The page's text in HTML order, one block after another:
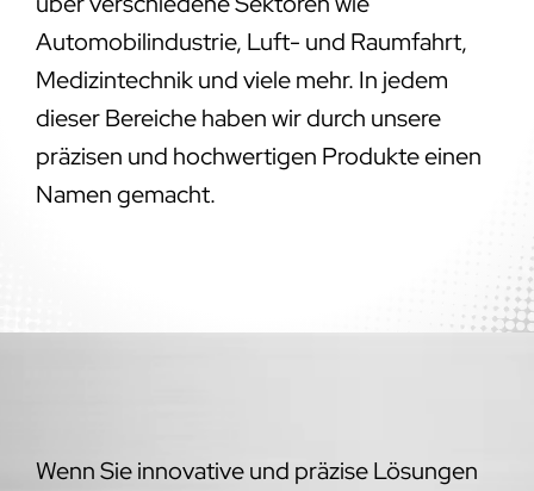
Automobilindustrie, Luft- und Raumfahrt,
Medizintechnik und viele mehr. In jedem
dieser Bereiche haben wir durch unsere
präzisen und hochwertigen Produkte einen
Namen gemacht.
Wenn Sie innovative und präzise Lösungen